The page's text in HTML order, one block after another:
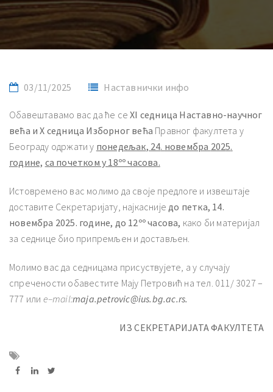
03/11/2025 Наставнички инфо
Обавештавамо вас да ће сеXI седница Наставно-научног
већа иX седница Изборног већа Правног факултета у
Београду одржати у понедељак, 24. новембра 2025.
године, са почетком у 18ºº часова.
Истовремено вас молимо да своје предлоге и извештаје
доставите Секретаријату, најкасније до петка, 14.
новембра 2025. године, до 12ºº часова, како би материјал
за седнице био припремљен и достављен.
Молимо вас да седницама присуствујете, а у случају
спречености обавестите Мају Петровић на тел. 011/ 3027 –
777 или e–mail:maja.petrovic@ius.bg.ac.rs.
ИЗСЕКРЕТАРИЈАТА ФАКУЛТЕТА